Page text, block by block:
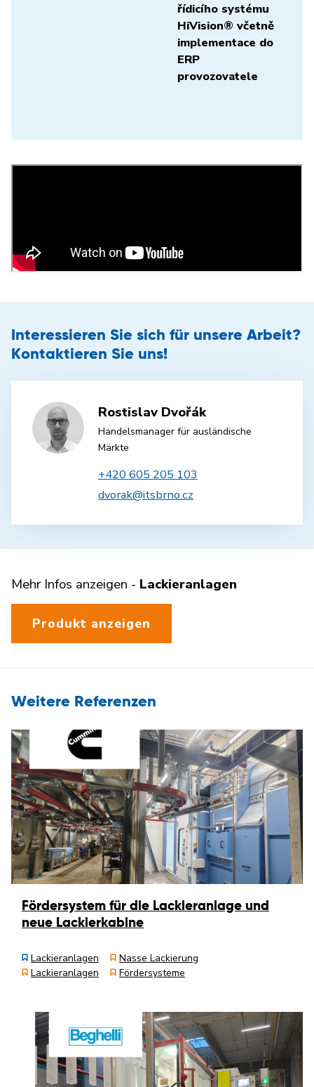
řídicího systému
HiVision® včetně
implementace do
ERP
provozovatele
Interessieren Sie sich für unsere Arbeit?
Kontaktieren Sie uns!
Rostislav Dvořák
Handelsmanager für ausländische
Märkte
+420 605 205 103
dvorak@itsbrno.cz
Mehr Infos anzeigen - Lackieranlagen
Produkt anzeigen
Weitere Referenzen
Fördersystem für die Lackieranlage und
neue Lackierkabine
Lackieranlagen
Nasse Lackierung
Lackieranlagen
Fördersysteme